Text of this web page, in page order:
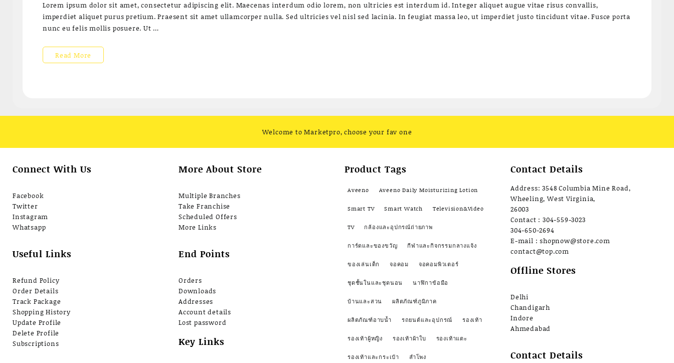
quote
Lorem ipsum dolor sit amet, consectetur adipiscing elit. Maecenas interdum odio lorem, non ultricies est interdum id. Integer aliquet augue vitae risus convallis,
imperdiet aliquet purus pretium. Praesent sit amet ullamcorper nulla. Sed ultricies vel nisl sed lacinia. In feugiat massa leo, ut imperdiet justo tincidunt vitae. Fusce porta
nunc eu felis mollis posuere. Ut …
Post
Read More
Welcome to Marketpro, choose your fav one
Connect With Us
Facebook
Twitter
Instagram
Whatsapp
Useful Links
Refund Policy
Order Details
Track Package
Shopping History
Update Profile
Delete Profile
Subscriptions
More About Store
Multiple Branches
Take Franchise
Scheduled Offers
More Links
End Points
Orders
Downloads
Addresses
Account details
Lost password
Key Links
Product Tags
Aveeno Aveeno Daily Moisturizing Lotion
Smart TV Smart Watch Television&Video
TV กล้องและอุปกรณ์ถ่ายภาพ
การ์ดและของขวัญ กีฬาและกิจกรรมกลางแจ้ง
ของเล่นเด็ก จอคอม จอคอมพิวเตอร์
ชุดชั้นในและชุดนอน นาฬิกาข้อมือ
บ้านและสวน ผลิตภัณฑ์ภูมิภาค
ผลิตภัณฑ์อาบน้ำ รถยนต์และอุปกรณ์ รองเท้า
รองเท้าผู้หญิง รองเท้าผ้าใบ รองเท้าแตะ
รองเท้าและกระเป๋า ลำโพง
Contact Details
Address: 3548 Columbia Mine Road,
Wheeling, West Virginia,
26003
Contact : 304-559-3023
304-650-2694
E-mail : shopnow@store.com
contact@top.com
Offline Stores
Delhi
Chandigarh
Indore
Ahmedabad
Contact Details